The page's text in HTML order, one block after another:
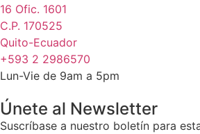
16 Ofic. 1601
C.P. 170525
Quito-Ecuador
+593 2 2986570
Lun-Vie de 9am a 5pm
Únete al Newsletter
Suscríbase a nuestro boletín para